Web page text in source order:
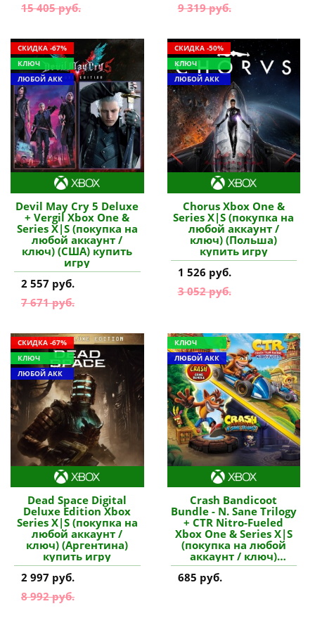
15 405 руб.
9 319 руб.
СКИДКА -67%
КЛЮЧ
ЛЮБОЙ АКК
Devil May Cry 5 Deluxe
+ Vergil Xbox One &
Series X|S (покупка на
любой аккаунт /
ключ) (США) купить
игру
2 557 руб.
7 671 руб.
СКИДКА -50%
КЛЮЧ
ЛЮБОЙ АКК
Chorus Xbox One &
Series X|S (покупка на
любой аккаунт /
ключ) (Польша)
купить игру
1 526 руб.
3 052 руб.
СКИДКА -67%
КЛЮЧ
ЛЮБОЙ АКК
Dead Space Digital
Deluxe Edition Xbox
Series X|S (покупка на
любой аккаунт /
ключ) (Аргентина)
купить игру
2 997 руб.
8 992 руб.
КЛЮЧ
ЛЮБОЙ АКК
Crash Bandicoot
Bundle - N. Sane Trilogy
+ CTR Nitro-Fueled
Xbox One & Series X|S
(покупка на любой
аккаунт / ключ)
(Аргентина) купить
игру
685 руб.